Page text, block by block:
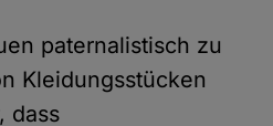
paternalistisch zu
Kleidungsstücken
dass